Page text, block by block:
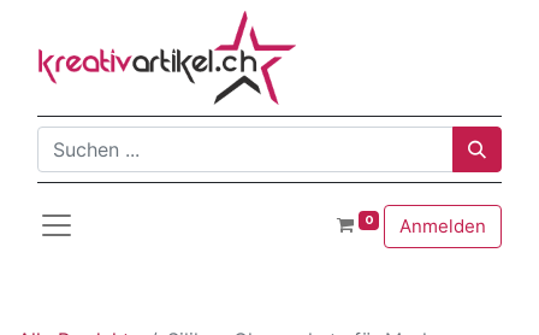
0 Anmelden